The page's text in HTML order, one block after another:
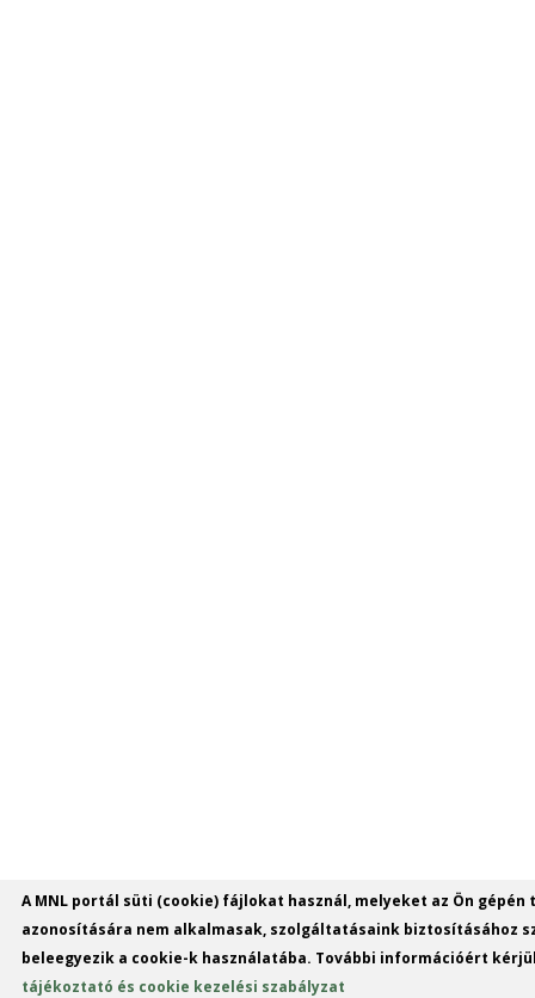
A MNL portál süti (cookie) fájlokat használ, melyeket az Ön
azonosítására nem alkalmasak, szolgáltatásaink biztosításához
beleegyezik a cookie-k használatába. További információért
tájékoztató és cookie kezelési szabályzat